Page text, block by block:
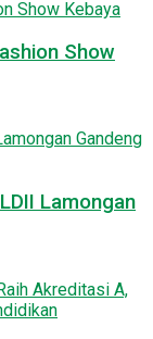
Show
Lamongan